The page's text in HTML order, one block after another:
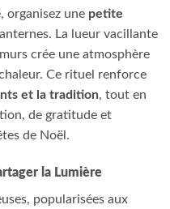
organisez une petite
La lueur vacillante
crée une atmosphère
Ce rituel renforce
et la tradition, tout en
de gratitude et
de Noël.
la Lumière
popularisées aux